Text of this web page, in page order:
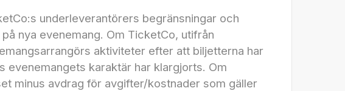
underleverantörers begränsningar och
nya evenemang. Om TicketCo, utifrån
aktiviteter efter att biljetterna har
karaktär har klargjorts. Om
minus avdrag för avgifter/kostnader som gäller